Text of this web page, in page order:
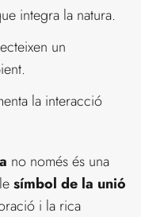
integra la natura.
un
la interacció
no només és una
símbol de la unió
i la rica